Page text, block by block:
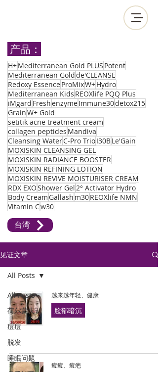
产品：
H+Mediterranean Gold PLUS Potent
Mediterranean Goldde'CLEANSE
Redoxy EssenceProMixW+Hydro
Mediterranean Kids REOXlife PQQ Plus
iMgard FreshenzymeImmune30detox215
GrainW+ Gold
setitik acne treatment cream
collagen peptides Mandiva
Cleansing WaterC-Pro TrioI30BLe'Gain
MOXISKIN CLEANSING GEL
MOXISKIN RADIANCE BOOSTER
MOXISKIN REFINING LOTION
MOXISKIN REVIVE MOISTURISER CREAM
RDX EXOShower Gel2° Activator Hydro
Body CreamGallash m30REOXlife NMN
Vitamin Cw30
台湾
见证文章
All Posts
荷尔蒙失调
痘痘
脱发
睡眠问题
All Posts
越来越年轻、健康
脸部暗沉
痘痘、痘疤